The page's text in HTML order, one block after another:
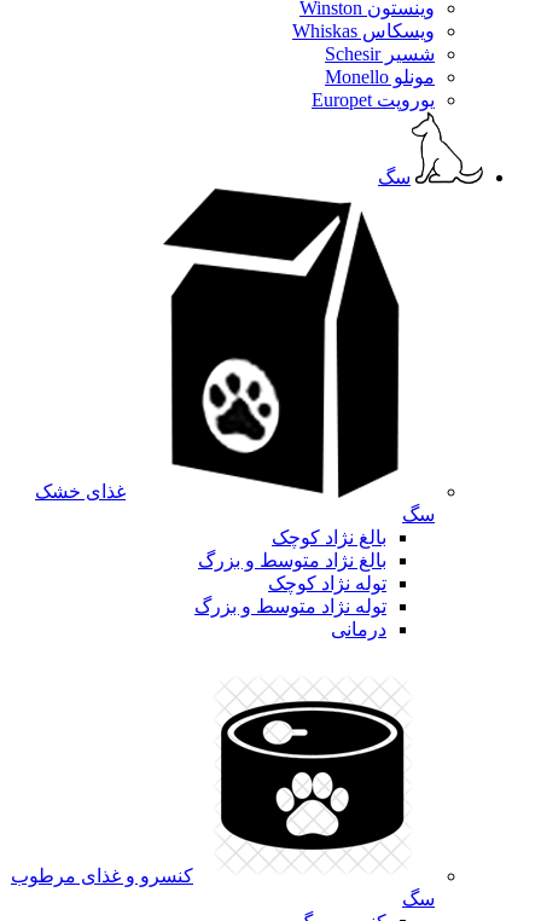
وینستون Winston
ویسکاس Whiskas
شسیر Schesir
مونلو Monello
یوروپت Europet
سگ
غذای خشک
سگ
بالغ نژاد کوچک
بالغ نژاد متوسط و بزرگ
توله نژاد کوچک
توله نژاد متوسط و بزرگ
درمانی
کنسرو و غذای مرطوب
سگ